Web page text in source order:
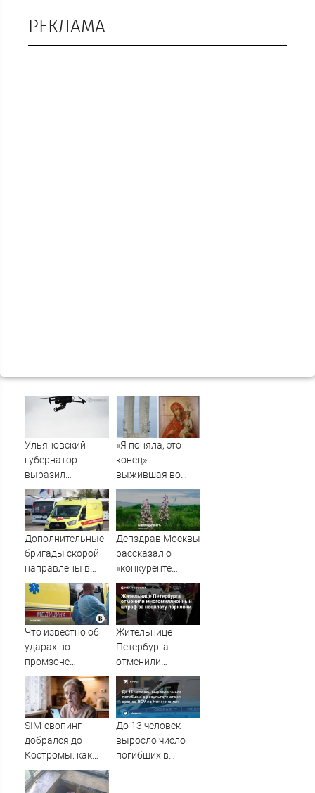
РЕКЛАМА
Ульяновский
губернатор
выразил
соболезнования
семьям погибших
в Нижнекамске
«Я поняла, это
конец»:
выжившая во
время шторма на
Волге девушка
рассказала, что
кричал ей
Дополнительные
бригады скорой
направлены в
Нижнекамск для
помощи
пострадавшим
при атаке БПЛА
Депздрав Москвы
рассказал о
«конкуренте
борщевика» в
России
Что известно об
ударах по
промзоне
Нижнекамска
Жительнице
Петербурга
отменили
многомиллионный
штраф за
неоплату
парковки
SIM-свопинг
добрался до
Костромы: как
мошенники могут
похитить деньги
До 13 человек
выросло число
погибших в